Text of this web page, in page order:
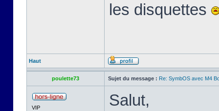
les disquettes
Haut
poulette73 Sujet du message : Re: SymbOS avec M4
VIP Salut,